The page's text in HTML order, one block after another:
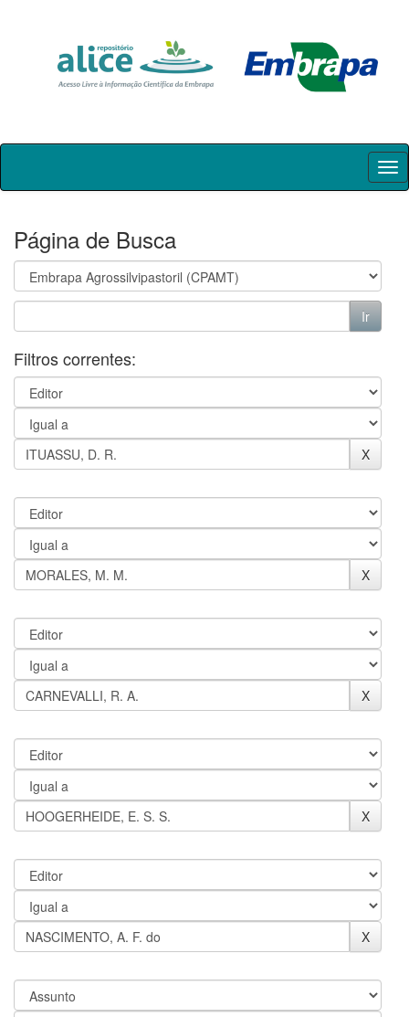
Skip
Página de Busca
Filtros correntes: